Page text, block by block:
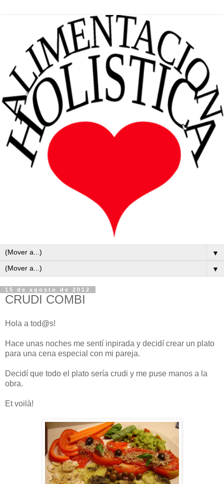
▼
▼
15 de agosto de 2012
CRUDI COMBI
Hola a tod@s!
Hace unas noches me sentí inpirada y decidí crear un plato
para una cena especial con mi pareja.
Decidí que todo el plato sería crudi y me puse manos a la
obra.
Et voilà!